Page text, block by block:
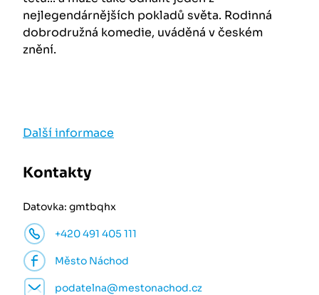
nejlegendárnějších pokladů světa. Rodinná
dobrodružná komedie, uváděná v českém
znění.
Další informace
Kontakty
Datovka: gmtbqhx
+420 491 405 111
Město Náchod
podatelna@mestonachod.cz